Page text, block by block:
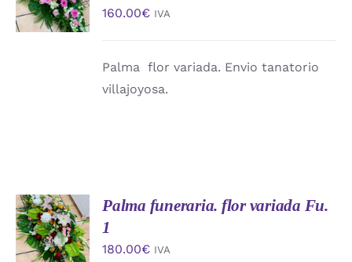
/
DETALLES
160.00€ IVA
Palma flor variada. Envio tanatorio
villajoyosa.
AÑADIR
AL
CARRITO
/
Palma funeraria. flor variada Fu.
1
180.00€ IVA